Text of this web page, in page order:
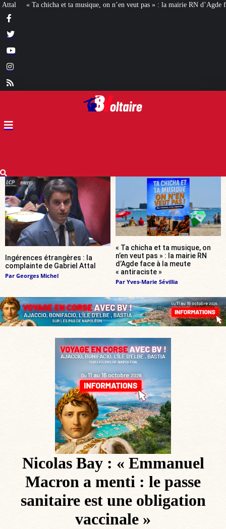
n’en veut pas » : la mairie RN d’Agde face à la meute « antiraciste » La
Ingérences étrangères : la
complainte de Gabriel Attal
Par Georges Michel
« Ta chicha et ta musique, on
n’en veut pas » : la mairie RN
d’Agde face à la meute
« antiraciste »
Par Yves-Marie Sévillia
Nicolas Bay : « Emmanuel
Macron a menti : le passe
sanitaire est une obligation
vaccinale »